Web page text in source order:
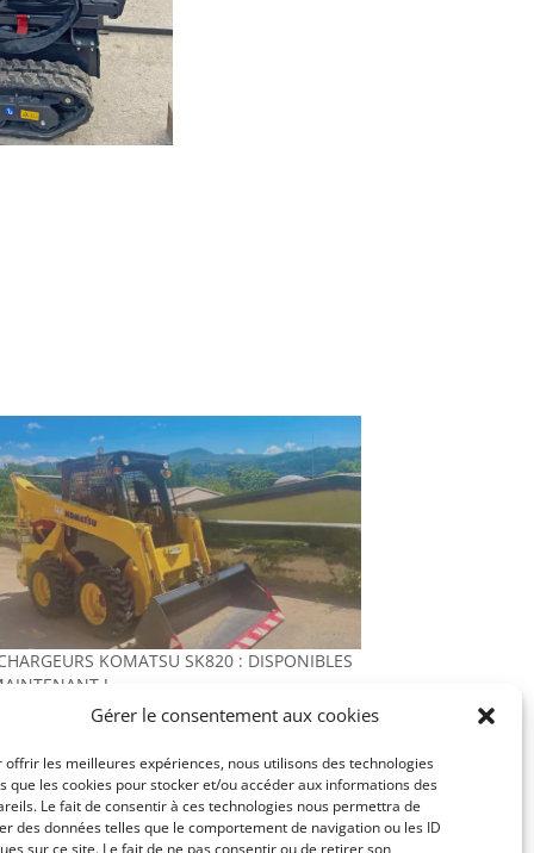
Gérer le consentement aux cookies
offrir les meilleures expériences, nous utilisons des technologies
que les cookies pour stocker et/ou accéder aux informations des
Le fait de consentir à ces technologies nous permettra de
des données telles que le comportement de navigation ou les ID
sur ce site. Le fait de ne pas consentir ou de retirer son
KOMATSU SK820 : DISPONIBLES
!